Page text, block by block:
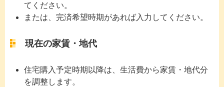
てください。
または、完済希望時期があれば入力してください。
現在の家賃・地代
住宅購入予定時期以降は、生活費から家賃・地代分
を調整します。